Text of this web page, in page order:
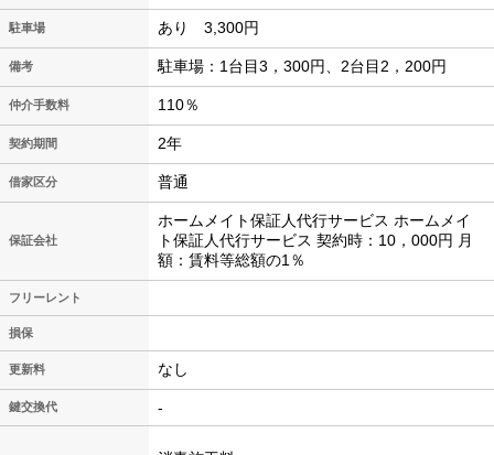
駐車場 あり 3,300円
備考 駐車場：1台目3，300円、2台目2，200円
仲介手数料 110％
契約期間 2年
借家区分 普通
保証会社
ホームメイト保証人代行サービス ホームメイ
ト保証人代行サービス 契約時：10，000円 月
額：賃料等総額の1％
フリーレント
損保
更新料 なし
鍵交換代 -